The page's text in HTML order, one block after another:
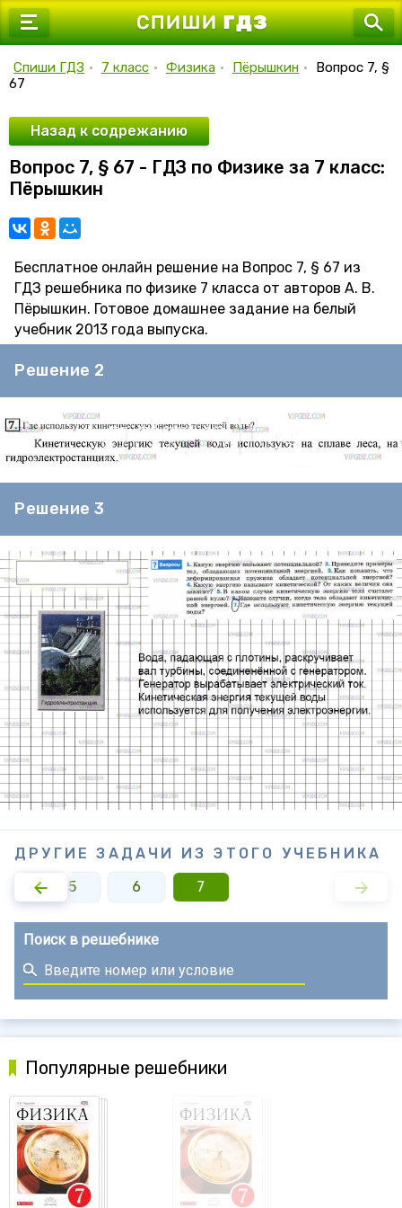
7 класс
9 класс
10 класс
11 класс
Спиши ГДЗ • 7 класс • Физика • Пёрышкин •
Вопрос 7, §
67
Назад к содрежанию
Вопрос 7, § 67 - ГДЗ по Физике за 7 класс:
Пёрышкин
Бесплатное онлайн решение на Вопрос 7, § 67 из
ГДЗ решебника по физике 7 класса от авторов А. В.
Пёрышкин. Готовое домашнее задание на белый
учебник 2013 года выпуска.
Решение 2
Решение 3
ДРУГИЕ ЗАДАЧИ ИЗ ЭТОГО УЧЕБНИКА
5 6 7
Поиск в решебнике
Популярные решебники